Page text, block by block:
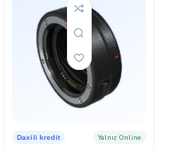
Daxili kredit Yalnız Online